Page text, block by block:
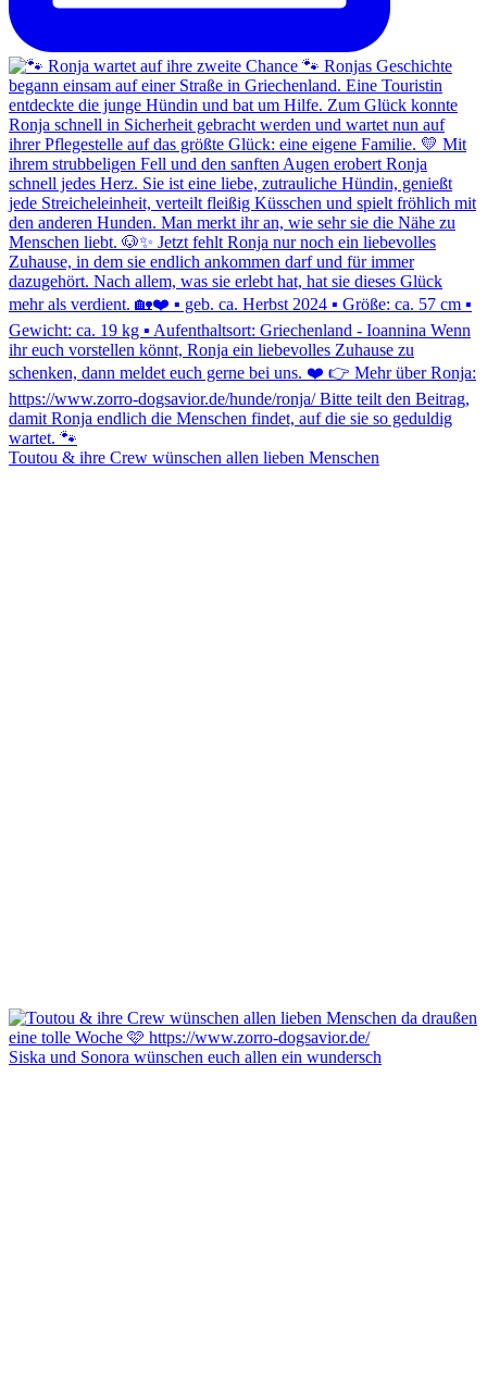
Toutou & ihre Crew wünschen allen lieben Menschen
Siska und Sonora wünschen euch allen ein wundersch